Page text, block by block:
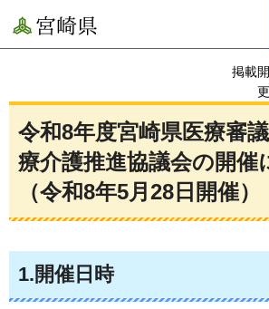
宮崎県
掲載
令和8年度宮崎県医療審
療介護推進協議会の開催
（令和8年5月28日開催）
1.開催日時